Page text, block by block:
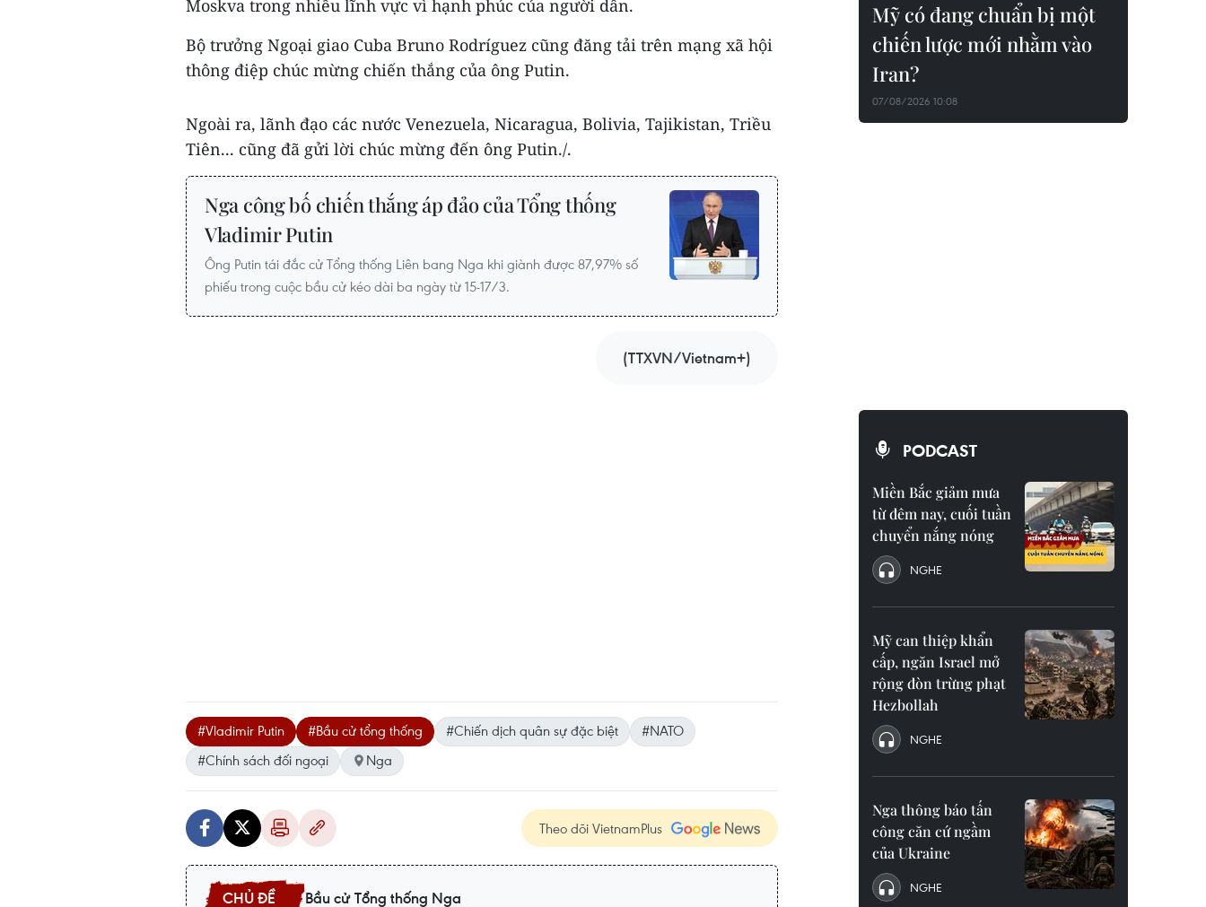
Moskva trong nhiều lĩnh vực vì hạnh phúc của người dân.
Bộ trưởng Ngoại giao Cuba Bruno Rodríguez cũng đăng tải trên mạng xã hội
thông điệp chúc mừng chiến thắng của ông Putin.
Ngoài ra, lãnh đạo các nước Venezuela, Nicaragua, Bolivia, Tajikistan, Triều
Tiên... cũng đã gửi lời chúc mừng đến ông Putin./.
Nga công bố chiến thắng áp đảo của Tổng thống
Vladimir Putin
Ông Putin tái đắc cử Tổng thống Liên bang Nga khi giành được 87,97% số
phiếu trong cuộc bầu cử kéo dài ba ngày từ 15-17/3.
(TTXVN/Vietnam+)
#Vladimir Putin #Bầu cử tổng thống #Chiến dịch quân sự đặc biệt
#NATO
#Chính sách đối ngoại
Nga
Theo dõi VietnamPlus
Bầu cử Tổng thống Nga
Mỹ có đang chuẩn bị một
chiến lược mới nhằm vào
Iran?
07/08/2026 10:08
PODCAST
Miền Bắc giảm mưa
từ đêm nay, cuối tuần
chuyển nắng nóng
NGHE
Mỹ can thiệp khẩn
cấp, ngăn Israel mở
rộng đòn trừng phạt
Hezbollah
NGHE
Nga thông báo tấn
công căn cứ ngầm
của Ukraine
NGHE